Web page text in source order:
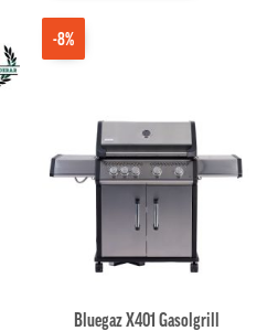
-8%
Bluegaz X401 Gasolgrill